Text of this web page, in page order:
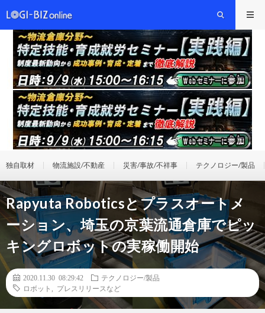
独自取材 物流施設/不動産 災害/事故/不祥事 テクノロジー/製品
Rapyuta Roboticsとプラスオートメ
ーション、埼玉の京葉流通倉庫でピッ
キングロボットの実稼働開始
2020.11.30 08:29:42
テクノロジー/製品
ロボット
プレスリリースなど